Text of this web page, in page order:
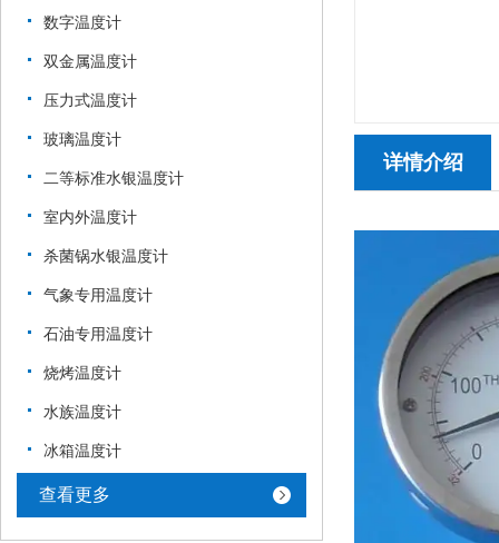
数字温度计
双金属温度计
压力式温度计
玻璃温度计
二等标准水银温度计
室内外温度计
杀菌锅水银温度计
气象专用温度计
石油专用温度计
烧烤温度计
水族温度计
冰箱温度计
查看更多
详情介绍